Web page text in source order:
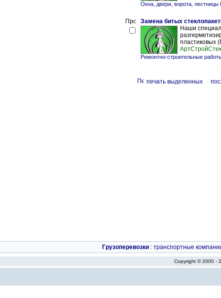
Окна, двери, ворота,
Замена битых
Наши
пластиковых
Ремонтно-строительные
печать выделенных -
Грузоперевозки : транспортные
Copyright © 2000 -